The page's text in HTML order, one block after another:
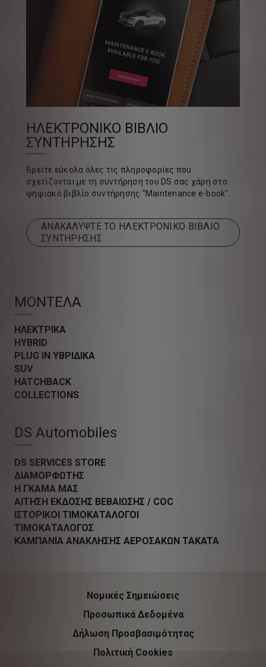
ΗΛΕΚΤΡΟΝΙΚΟ ΒΙΒΛΙΟ
ΣΥΝΤΗΡΗΣΗΣ
Βρείτε εύκολα όλες τις πληροφορίες που
σχετίζονται με τη συντήρηση του DS σας χάρη στο
ψηφιακό βιβλίο συντήρησης "Maintenance e-book".
ΑΝΑΚΑΛΥΨΤΕ ΤΟ ΗΛΕΚΤΡΟΝΙΚΟ ΒΙΒΛΙΟ
ΣΥΝΤΗΡΗΣΗΣ
ΜΟΝΤΕΛΑ
ΗΛΕΚΤΡΙΚΑ
HYBRID
PLUG IN ΥΒΡΙΔΙΚΑ
SUV
HATCHBACK
COLLECTIONS
DS Automobiles
DS SERVICES STORE
ΔΙΑΜΟΡΦΩΤΗΣ
Η ΓΚΑΜΑ ΜΑΣ
ΑΙΤΗΣΗ ΕΚΔΟΣΗΣ ΒΕΒΑΙΩΣΗΣ / COC
ΙΣΤΟΡΙΚΟΙ ΤΙΜΟΚΑΤΑΛΟΓΟΙ
ΤΙΜΟΚΑΤΑΛΟΓΟΣ
ΚΑΜΠΑΝΙΑ ΑΝΑΚΛΗΣΗΣ ΑΕΡΟΣΑΚΩΝ TAKATA
Νομικές Σημειώσεις
Προσωπικά Δεδομένα
Δήλωση Προσβασιμότητας
Πολιτική Cookies